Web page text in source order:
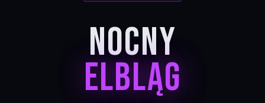
Nocny
Elbląg